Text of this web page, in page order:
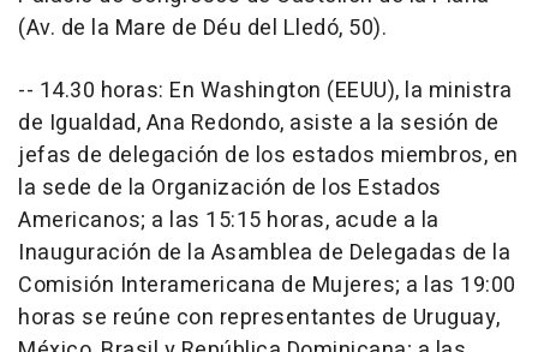
(Av. de la Mare de Déu del Lledó, 50).
-- 14.30 horas: En Washington (EEUU), la ministra
de Igualdad, Ana Redondo, asiste a la sesión de
jefas de delegación de los estados miembros, en
la sede de la Organización de los Estados
Americanos; a las 15:15 horas, acude a la
Inauguración de la Asamblea de Delegadas de la
Comisión Interamericana de Mujeres; a las 19:00
horas se reúne con representantes de Uruguay,